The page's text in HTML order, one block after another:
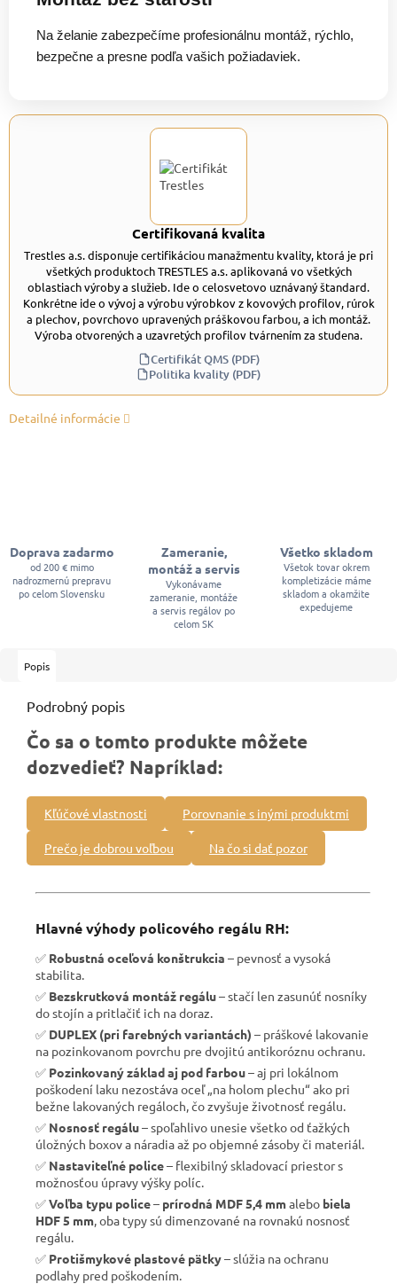
Na želanie zabezpečíme profesionálnu montáž, rýchlo,
bezpečne a presne podľa vašich požiadaviek.
Certifikovaná kvalita
Trestles a.s. disponuje certifikáciou manažmentu kvality, ktorá je pri
všetkých produktoch TRESTLES a.s. aplikovaná vo všetkých
oblastiach výroby a služieb. Ide o celosvetovo uznávaný štandard.
Konkrétne ide o vývoj a výrobu výrobkov z kovových profilov, rúrok
a plechov, povrchovo upravených práškovou farbou, a ich montáž.
Výroba otvorených a uzavretých profilov tvárnením za studena.
Certifikát QMS (PDF)
Politika kvality (PDF)
Detailné informácie
Doprava zadarmo
od 200 € mimo
nadrozmernú prepravu
po celom Slovensku
Zameranie,
montáž a servis
Vykonávame
zameranie, montáže
a servis regálov po
celom SK
Všetko skladom
Všetok tovar okrem
kompletizácie máme
skladom a okamžite
expedujeme
Popis
Podrobný popis
Čo sa o tomto produkte môžete
dozvedieť? Napríklad:
Kľúčové vlastnosti Porovnanie s inými produktmi
Prečo je dobrou voľbou Na čo si dať pozor
Hlavné výhody policového regálu RH:
✅ Robustná oceľová konštrukcia – pevnosť a vysoká
stabilita.
✅ Bezskrutková montáž regálu– stačí len zasunúť nosníky
do stojín a pritlačiť ich na doraz.
✅ DUPLEX (pri farebných variantách) – práškové lakovanie
na pozinkovanom povrchu pre dvojitú antikoróznu ochranu.
✅ Pozinkovaný základ aj pod farbou– aj pri lokálnom
poškodení laku nezostáva oceľ „na holom plechu“ ako pri
bežne lakovaných regáloch, čo zvyšuje životnosť regálu.
✅ Nosnosť regálu– spoľahlivo unesie všetko od ťažkých
úložných boxov a náradia až po objemné zásoby či materiál.
✅ Nastaviteľné police– flexibilný skladovací priestor s
možnosťou úpravy výšky políc.
✅Voľba typu police– prírodná MDF 5,4 mmalebo biela
HDF 5 mm , oba typy sú dimenzované na rovnakú nosnosť
regálu.
✅ Protišmykové plastové pätky– slúžia na ochranu
podlahy pred poškodením.